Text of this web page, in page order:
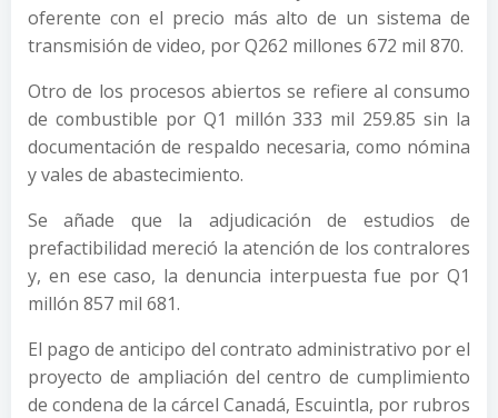
oferente con el precio más alto de un sistema de
transmisión de video, por Q262 millones 672 mil 870.
Otro de los procesos abiertos se refiere al consumo
de combustible por Q1 millón 333 mil 259.85 sin la
documentación de respaldo necesaria, como nómina
y vales de abastecimiento.
Se añade que la adjudicación de estudios de
prefactibilidad mereció la atención de los contralores
y, en ese caso, la denuncia interpuesta fue por Q1
millón 857 mil 681.
El pago de anticipo del contrato administrativo por el
proyecto de ampliación del centro de cumplimiento
de condena de la cárcel Canadá, Escuintla, por rubros